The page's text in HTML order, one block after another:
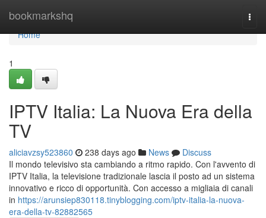
bookmarkshq
Home
Home
1
IPTV Italia: La Nuova Era della
TV
aliciavzsy523860 238 days ago News
Discuss
Il mondo televisivo sta cambiando a ritmo rapido. Con l'avvento di
IPTV Italia, la televisione tradizionale lascia il posto ad un sistema
innovativo e ricco di opportunità. Con accesso a migliaia di canali
in https://arunsiep830118.tinyblogging.com/iptv-italia-la-nuova-
era-della-tv-82882565